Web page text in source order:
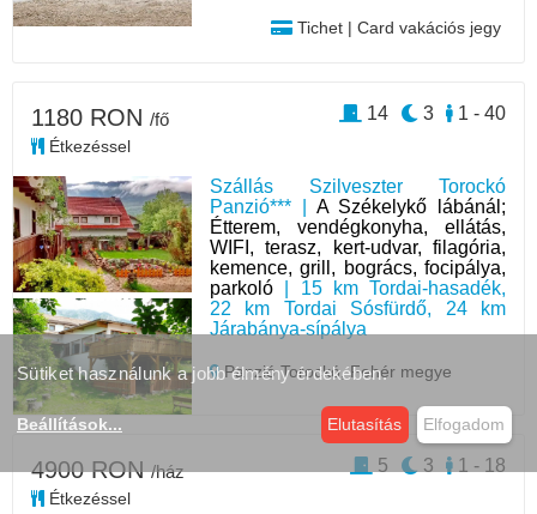
Tichet | Card vakációs jegy
Szállás Szilveszter Torockó
Panzió*** | A Székelykő lábánál;
Étterem, vendégkonyha, ellátás,
WIFI, terasz, kert-udvar, filagória,
kemence, grill, bogrács, focipálya,
parkoló | 15 km Tordai-hasadék,
22 km Tordai Sósfürdő, 24 km
Járabánya-sípálya
Panzió Torockó,Fehér megye
1180 RON /fő
Étkezéssel
1 - 40
3
14
4900 RON/ház
Étkezéssel
1 - 18
3
5
Sütiket használunk a jobb élmény érdekében.
Beállítások... Elutasítás Elfogadom